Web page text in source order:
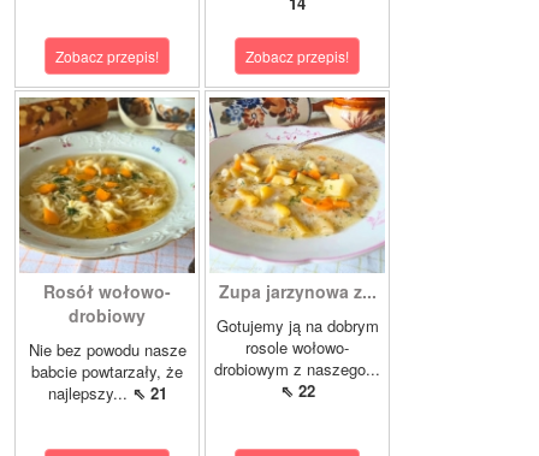
Zobacz przepis! Zobacz przepis!
Rosół wołowo-
drobiowy
Nie bez powodu nasze
babcie powtarzały, że
najlepszy... ⇖ 21
Zupa jarzynowa z...
Gotujemy ją na dobrym
rosole wołowo-
drobiowym z naszego...
⇖ 22